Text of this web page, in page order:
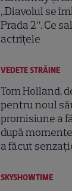
„Diavolul se
Prada 2”. Ce
actrițele
VEDETE STRĂINE
Tom Holland,
pentru noul
promisiune a
după
a făcut
SKYSHOWTIME